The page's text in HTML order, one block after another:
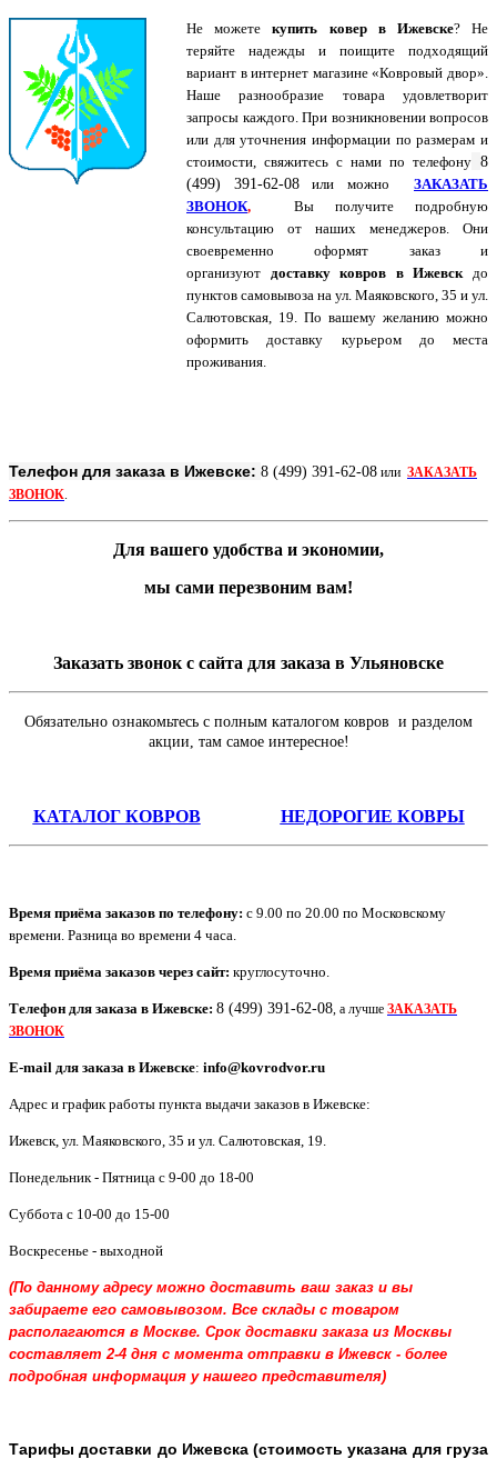
Не можетекупить ковер в Ижевске? Не
теряйте надежды и поищите подходящий
вариант в интернет магазине «Ковровый двор».
Наше разнообразие товара удовлетворит
запросы каждого. При возникновении вопросов
или для уточнения информации по размерам и
стоимости, свяжитесь с нами по телефону 8
(499) 391-62-08 или можноЗАКАЗАТЬ
ЗВОНОК,
Вы получите подробную
консультацию от наших менеджеров. Они
своевременно оформят заказ и
организуют доставку ковров в Ижевск до
пунктов самовывоза на ул. Маяковского, 35 и ул.
Салютовская, 19. По вашему желанию можно
оформить доставку курьером до места
проживания.
Телефон для заказа в Ижевске: 8 (499) 391-62-08 или ЗАКАЗАТЬ
ЗВОНОК.
Для вашего удобства и экономии,
мы сами перезвоним вам!
Заказать звонок с сайта для заказа в Ульяновске
Обязательно ознакомьтесь с полным каталогом ковров и разделом
акции, там самое интересное!
КАТАЛОГ КОВРОВ НЕДОРОГИЕ КОВРЫ
Время приёма заказов по телефону: с 9.00 по 20.00 по Московскому
времени. Разница во времени 4 часа.
Время приёма заказов через сайт: круглосуточно.
Телефон для заказа в Ижевске: 8 (499) 391-62-08, а лучше ЗАКАЗАТЬ
ЗВОНОК
E-mail для заказа в Ижевске: info@kovrodvor.ru
Адрес и график работы пункта выдачи заказов в Ижевске:
Ижевск ул. Маяковского, 35 и ул. Салютовская, 19
Понедельник - Пятница с 9-00 до 18-00
Суббота с 10-00 до 15-00
Воскресенье - выходной
(По данному адресу можно доставить ваш заказ и вы
забираете его самовывозом. Все склады с товаром
располагаются в Москве. Срок доставки заказа из Москвы
составляет 2-4 дня с момента отправки в Ижевск - более
подробная информация у нашего представителя)
Тарифы доставки до Ижевска (стоимость указана для груза